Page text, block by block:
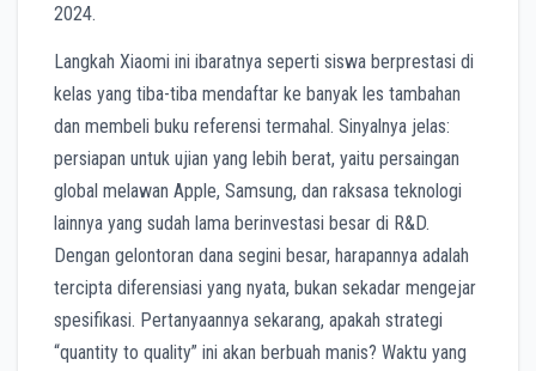
2024.
Langkah Xiaomi ini ibaratnya seperti siswa berprestasi di
kelas yang tiba-tiba mendaftar ke banyak les tambahan
dan membeli buku referensi termahal. Sinyalnya jelas:
persiapan untuk ujian yang lebih berat, yaitu persaingan
global melawan Apple, Samsung, dan raksasa teknologi
lainnya yang sudah lama berinvestasi besar di R&D.
Dengan gelontoran dana segini besar, harapannya adalah
tercipta diferensiasi yang nyata, bukan sekadar mengejar
spesifikasi. Pertanyaannya sekarang, apakah strategi
“quantity to quality” ini akan berbuah manis? Waktu yang